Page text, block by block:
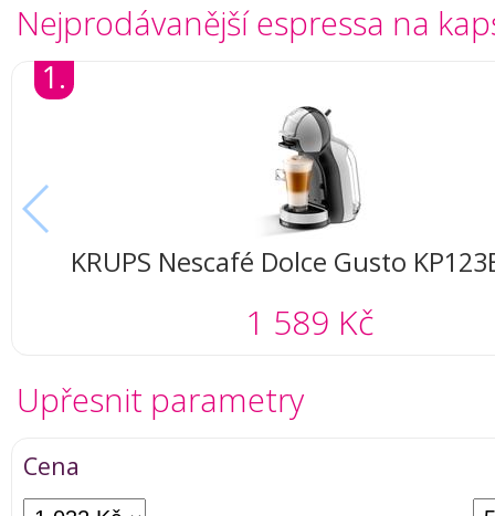
Nejprodávanější espressa na
1.
KRUPS Nescafé Dolce Gusto
1 589 Kč
Upřesnit parametry
Cena